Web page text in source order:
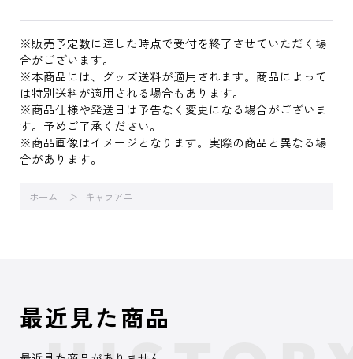
※販売予定数に達した時点で受付を終了させていただく場
合がございます。
※本商品には、グッズ送料が適用されます。商品によって
は特別送料が適用される場合もあります。
※商品仕様や発送日は予告なく変更になる場合がございま
す。予めご了承ください。
※商品画像はイメージとなります。実際の商品と異なる場
合があります。
ホーム キャラアニ
最近見た商品